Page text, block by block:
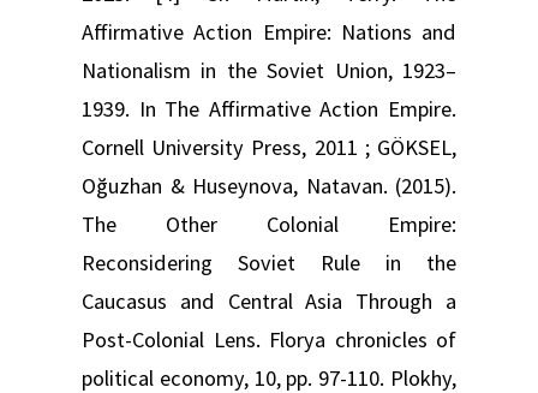
Affirmative Action Empire: Nations and
Nationalism in the Soviet Union, 1923–
1939. In The Affirmative Action Empire.
Cornell University Press, 2011 ; GÖKSEL,
Oğuzhan & Huseynova, Natavan. (2015).
The Other Colonial Empire:
Reconsidering Soviet Rule in the
Caucasus and Central Asia Through a
Post-Colonial Lens. Florya chronicles of
political economy, 10, pp. 97-110. Plokhy,